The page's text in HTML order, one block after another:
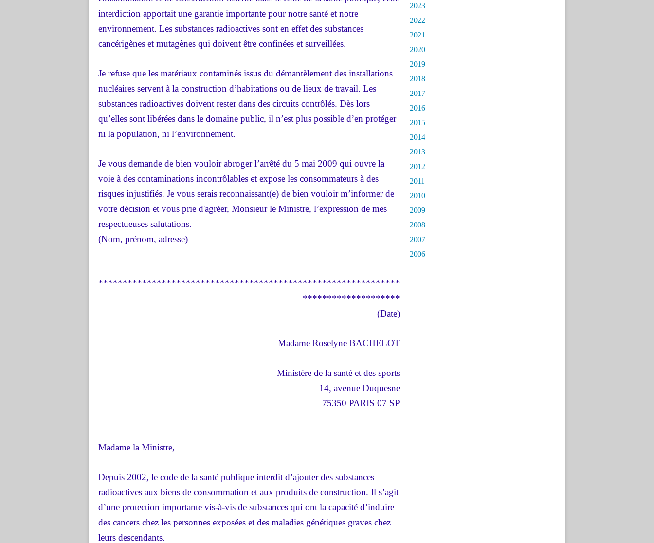
interdiction apportait une garantie importante pour notre santé et notre
environnement. Les substances radioactives sont en effet des substances
cancérigènes et mutagènes qui doivent être confinées et surveillées.
Je refuse que les matériaux contaminés issus du démantèlement des installations
nucléaires servent à la construction d’habitations ou de lieux de travail. Les
substances radioactives doivent rester dans des circuits contrôlés. Dès lors
qu’elles sont libérées dans le domaine public, il n’est plus possible d’en protéger
ni la population, ni l’environnement.
Je vous demande de bien vouloir abroger l’arrêté du 5 mai 2009 qui ouvre la
voie à descontaminations incontrôlables et expose les consommateurs à des
risques injustifiés. Je vous serais reconnaissant(e) de bien vouloir m’informer de
votre décision et vous prie d'agréer, Monsieur le Ministre, l’expression de mes
respectueuses salutations.
(Nom, prénom, adresse)
**************************************************************
********************
(Date)
Madame Roselyne BACHELOT
Ministère de la santé et des sports
14, avenue Duquesne
75350 PARIS 07 SP
Madame la Ministre,
Depuis 2002, le code de la santé publique interdit d’ajouter des substances
radioactives aux biens de consommation et aux produits de construction. Il s’agit
d’une protection importante vis-à-vis de substances qui ont la capacité d’induire
des cancers chez les personnes exposées et des maladies génétiques graves chez
leurs descendants.
2023
2022
2021
2020
2019
2018
2017
2016
2015
2014
2013
2012
2011
2010
2009
2008
2007
2006